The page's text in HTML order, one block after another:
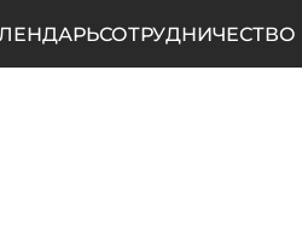
СОТРУДНИЧЕСТВО